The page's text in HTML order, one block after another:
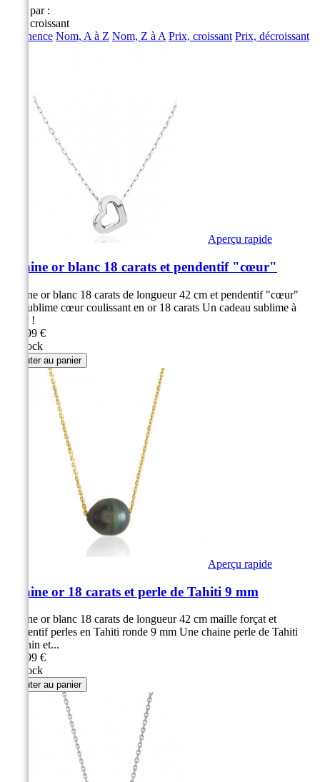
Trier par :
Prix, croissant
Pertinence Nom, A à Z Nom, Z à A Prix, croissant Prix, décroissant
Aperçu rapide
Chaine or blanc 18 carats et pendentif "cœur"
Chaine or blanc 18 carats de longueur 42 cm et pendentif "cœur"
Un sublime cœur coulissant en or 18 carats Un cadeau sublime à
offrir !
249,99 €
en stock
Ajouter au panier
Aperçu rapide
Chaine or 18 carats et perle de Tahiti 9 mm
Chaine or blanc 18 carats de longueur 42 cm maille forçat et
pendentif perles en Tahiti ronde 9 mm Une chaine perle de Tahiti
féminin et...
279,99 €
en stock
Ajouter au panier